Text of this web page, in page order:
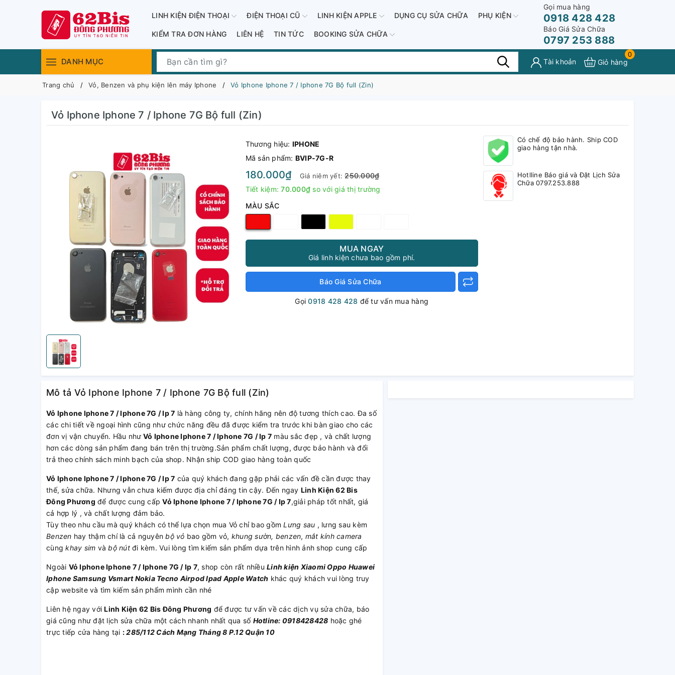
LINH KIỆN ĐIỆN THOẠI ĐIỆN THOẠI CŨ LINH KIỆN APPLE DỤNG CỤ SỬA CHỮA PHỤ KIỆN
KIỂM TRA ĐƠN HÀNG LIÊN HỆ TIN TỨC BOOKING SỬA CHỮA
Gọi mua hàng
0918 428 428
Báo Giá Sửa Chữa
0797 253 888
DANH MỤC Tài khoản
0
Giỏ hàng
Trang chủ Vỏ, Benzen và phụ kiện lên máy Iphone Vỏ Iphone Iphone 7 / Iphone 7G Bộ full (Zin)
Vỏ Iphone Iphone 7 / Iphone 7G Bộ full (Zin)
Thương hiệu: IPHONE
Mã sản phẩm: BVIP-7G-R
180.000₫ Giá niêm yết:250.000₫
Tiết kiệm:70.000₫ so với giá thị trường
MÀU SẮC
MUA NGAY
Giá linh kiện chưa bao gồm phí.
Báo Giá Sửa Chữa
Gọi0918 428 428 để tư vấn mua hàng
Có chế độ bảo hành. Ship COD
giao hàng tận nhà.
Hotlline Báo giá và Đặt Lịch Sửa
Chữa 0797.253.888
Mô tả Vỏ Iphone Iphone 7 / Iphone 7G Bộ full (Zin)
Vỏ Iphone Iphone 7 / Iphone 7G / Ip 7 là hàng công ty, chính hãng nên độ tương thích cao. Đa số
các chi tiết về ngoại hình cũng như chức năng đều đã được kiểm tra trước khi bàn giao cho các
đơn vị vận chuyển. Hầu như Vỏ Iphone Iphone 7 / Iphone 7G / Ip 7 màu sắc đẹp , và chất lượng
hơn các dòng sản phẩm đang bán trên thị trường.Sản phẩm chất lượng, được bảo hành và đổi
trả theo chính sách minh bạch của shop. Nhận ship COD giao hàng toàn quốc
Vỏ Iphone Iphone 7 / Iphone 7G / Ip 7 của quý khách đang gặp phải các vấn đề cần được thay
thế, sửa chữa. Nhưng vẫn chưa kiếm được địa chỉ đáng tin cậy. Đến ngay Linh Kiện 62 Bis
Đông Phương để được cung cấpVỏ Iphone Iphone 7 / Iphone 7G / Ip 7,giải pháp tốt nhất, giá
cả hợp lý , và chất lượng đảm bảo.
Tùy theo nhu cầu mà quý khách có thể lựa chọn mua Vỏ chỉ bao gồmLưng sau , lưng sau kèm
Benzen hay thậm chí là cả nguyênbộ vỏ bao gồm vỏ, khung sườn, benzen, mắt kính camera
cùngkhay sim vàbộ nútđi kèm. Vui lòng tìm kiếm sản phẩm dựa trên hình ảnh shop cung cấp
Ngoài Vỏ Iphone Iphone 7 / Iphone 7G / Ip 7, shop còn rất nhiều Linh kiện Xiaomi Oppo Huawei
Iphone Samsung Vsmart Nokia Tecno AirpodIpad Apple Watch khác quý khách vui lòng truy
cập website và tìm kiếm sản phẩm mình cần nhé
Liên hệ ngay vớiLinh Kiện 62 Bis Đông Phương để được tư vấn về các dịch vụ sửa chữa, báo
giá cũng như đặt lịch sửa chữa một cách nhanh nhất qua số Hotline: 0918428428 hoặc ghé
trực tiếp cửa hàng tại :285/112 Cách Mạng Tháng 8 P.12 Quận 10